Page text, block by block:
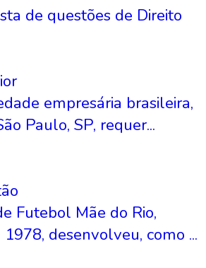
de questões de Direito
empresária brasileira,
Paulo, SP, requer...
Futebol Mãe do Rio,
desenvolveu, como ...